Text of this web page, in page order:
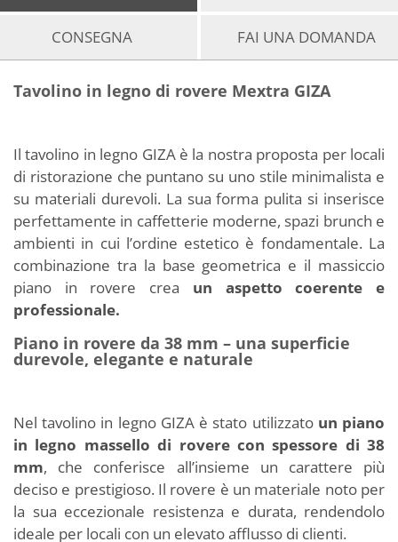
CONSEGNA FAI UNA DOMANDA
Tavolino in legno di rovere Mextra GIZA
Il tavolino in legno GIZA è la nostra proposta per locali
di ristorazione che puntano su uno stile minimalista e
su materiali durevoli. La sua forma pulita si inserisce
perfettamente in caffetterie moderne, spazi brunch e
ambienti in cui l’ordine estetico è fondamentale. La
combinazione tra la base geometrica e il massiccio
piano in rovere crea un aspetto coerente e
professionale.
Piano in rovere da 38 mm – una superficie
durevole, elegante e naturale
Nel tavolino in legno GIZA è stato utilizzato un piano
in legno massello di rovere con spessore di 38
mm, che conferisce all’insieme un carattere più
deciso e prestigioso. Il rovere è un materiale noto per
la sua eccezionale resistenza e durata, rendendolo
ideale per locali con un elevato afflusso di clienti.